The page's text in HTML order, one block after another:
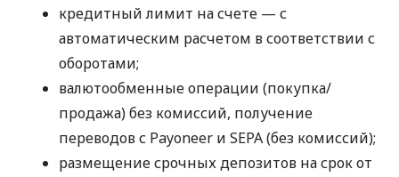
кредитный лимит на счете — с
автоматическим расчетом в соответствии с
оборотами;
валютообменные операции (покупка/
продажа) без комиссий, получение
переводов с Payoneer и SEPA (без комиссий);
размещение срочных депозитов на срок от